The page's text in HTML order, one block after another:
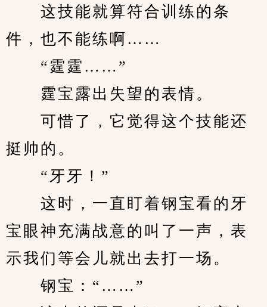
这技能就算符合训练的条
件，也不能练啊……
“霆霆……”
霆宝露出失望的表情。
可惜了，它觉得这个技能还
挺帅的。
“牙牙！”
这时，一直盯着钢宝看的牙
宝眼神充满战意的叫了一声，表
示我们等会儿就出去打一场。
钢宝：“……”